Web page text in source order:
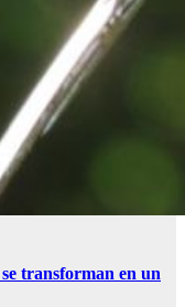
transforman en un